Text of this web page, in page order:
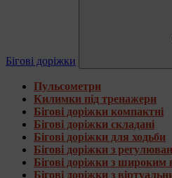
Бігові доріжки
Пульсометри
Килимки під тренажери
Бігові доріжки компактні
Бігові доріжки складані
Бігові доріжки для ходьби
Бігові доріжки з
Бігові доріжки з широким
Бігові доріжки з